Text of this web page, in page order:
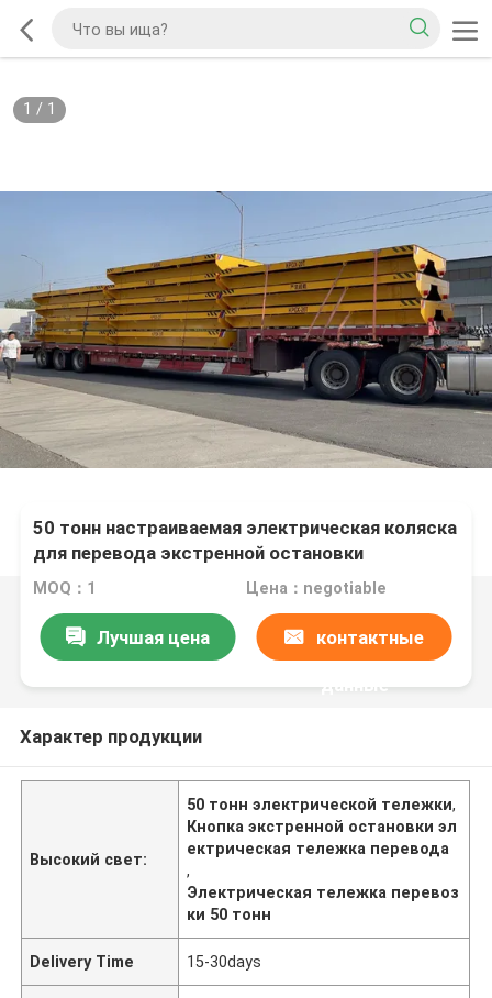
1 / 1
50 тонн настраиваемая электрическая коляска
для перевода экстренной остановки
MOQ：1 Цена：negotiable
Лучшая цена контактные
данные
Характер продукции
Высокий свет:
50 тонн электрической тележки,
Кнопка экстренной остановки эл
ектрическая тележка перевода
,
Электрическая тележка перевоз
ки 50 тонн
Delivery Time 15-30days